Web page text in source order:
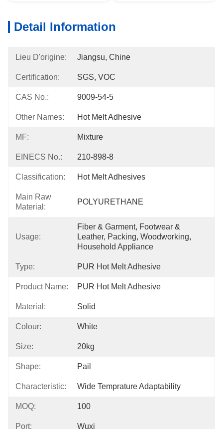
Detail Information
Lieu D'origine: Jiangsu, Chine
Certification: SGS, VOC
CAS No.: 9009-54-5
Other Names: Hot Melt Adhesive
MF: Mixture
EINECS No.: 210-898-8
Classification: Hot Melt Adhesives
Main Raw
Material:
POLYURETHANE
Usage:
Fiber & Garment, Footwear &
Leather, Packing, Woodworking,
Household Appliance
Type: PUR Hot Melt Adhesive
Product Name: PUR Hot Melt Adhesive
Material: Solid
Colour: White
Size: 20kg
Shape: Pail
Characteristic: Wide Temprature Adaptability
MOQ: 100
Port: Wuxi